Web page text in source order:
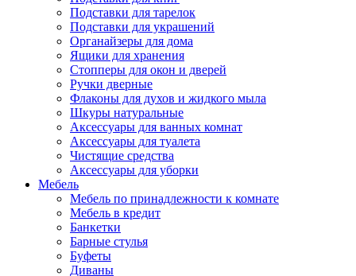
Подставки для тарелок
Подставки для украшений
Органайзеры для дома
Ящики для хранения
Стопперы для окон и дверей
Ручки дверные
Флаконы для духов и жидкого мыла
Шкуры натуральные
Аксессуары для ванных комнат
Аксессуары для туалета
Чистящие средства
Аксессуары для уборки
Мебель
Мебель по принадлежности к комнате
Мебель в кредит
Банкетки
Барные стулья
Буфеты
Диваны